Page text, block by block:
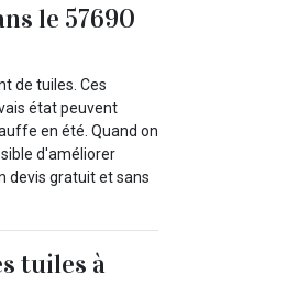
le 57690
de tuiles. Ces
état peuvent
en été. Quand on
d'améliorer
devis gratuit et sans
tuiles à